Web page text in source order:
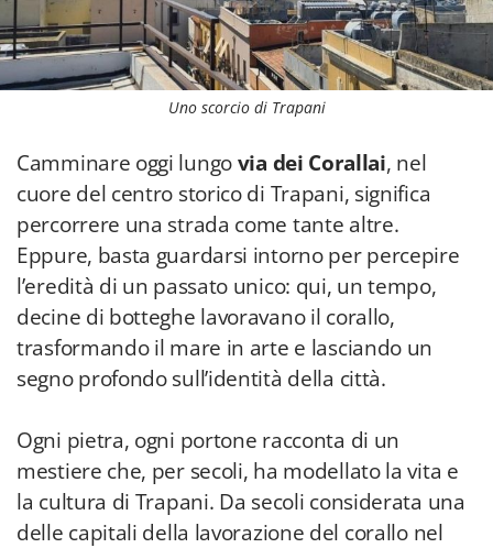
Uno scorcio di Trapani
Camminare oggi lungovia dei Corallai, nel
cuore del centro storico di Trapani, significa
percorrere una strada come tante altre.
Eppure, basta guardarsi intorno per percepire
l’eredità di un passato unico: qui, un tempo,
decine di botteghe lavoravano il corallo,
trasformando il mare in arte e lasciando un
segno profondo sull’identità della città.
Ogni pietra, ogni portone racconta di un
mestiere che, per secoli, ha modellato la vita e
la cultura di Trapani. Da secoli considerata una
delle capitali della lavorazione del corallo nel